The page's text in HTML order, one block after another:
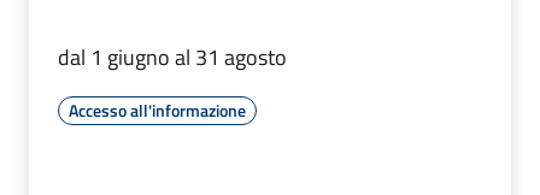
dal 1 giugno al 31 agosto
Accesso all'informazione